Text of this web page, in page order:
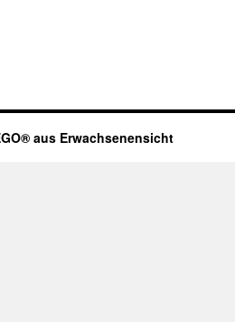
aus Erwachsenensicht